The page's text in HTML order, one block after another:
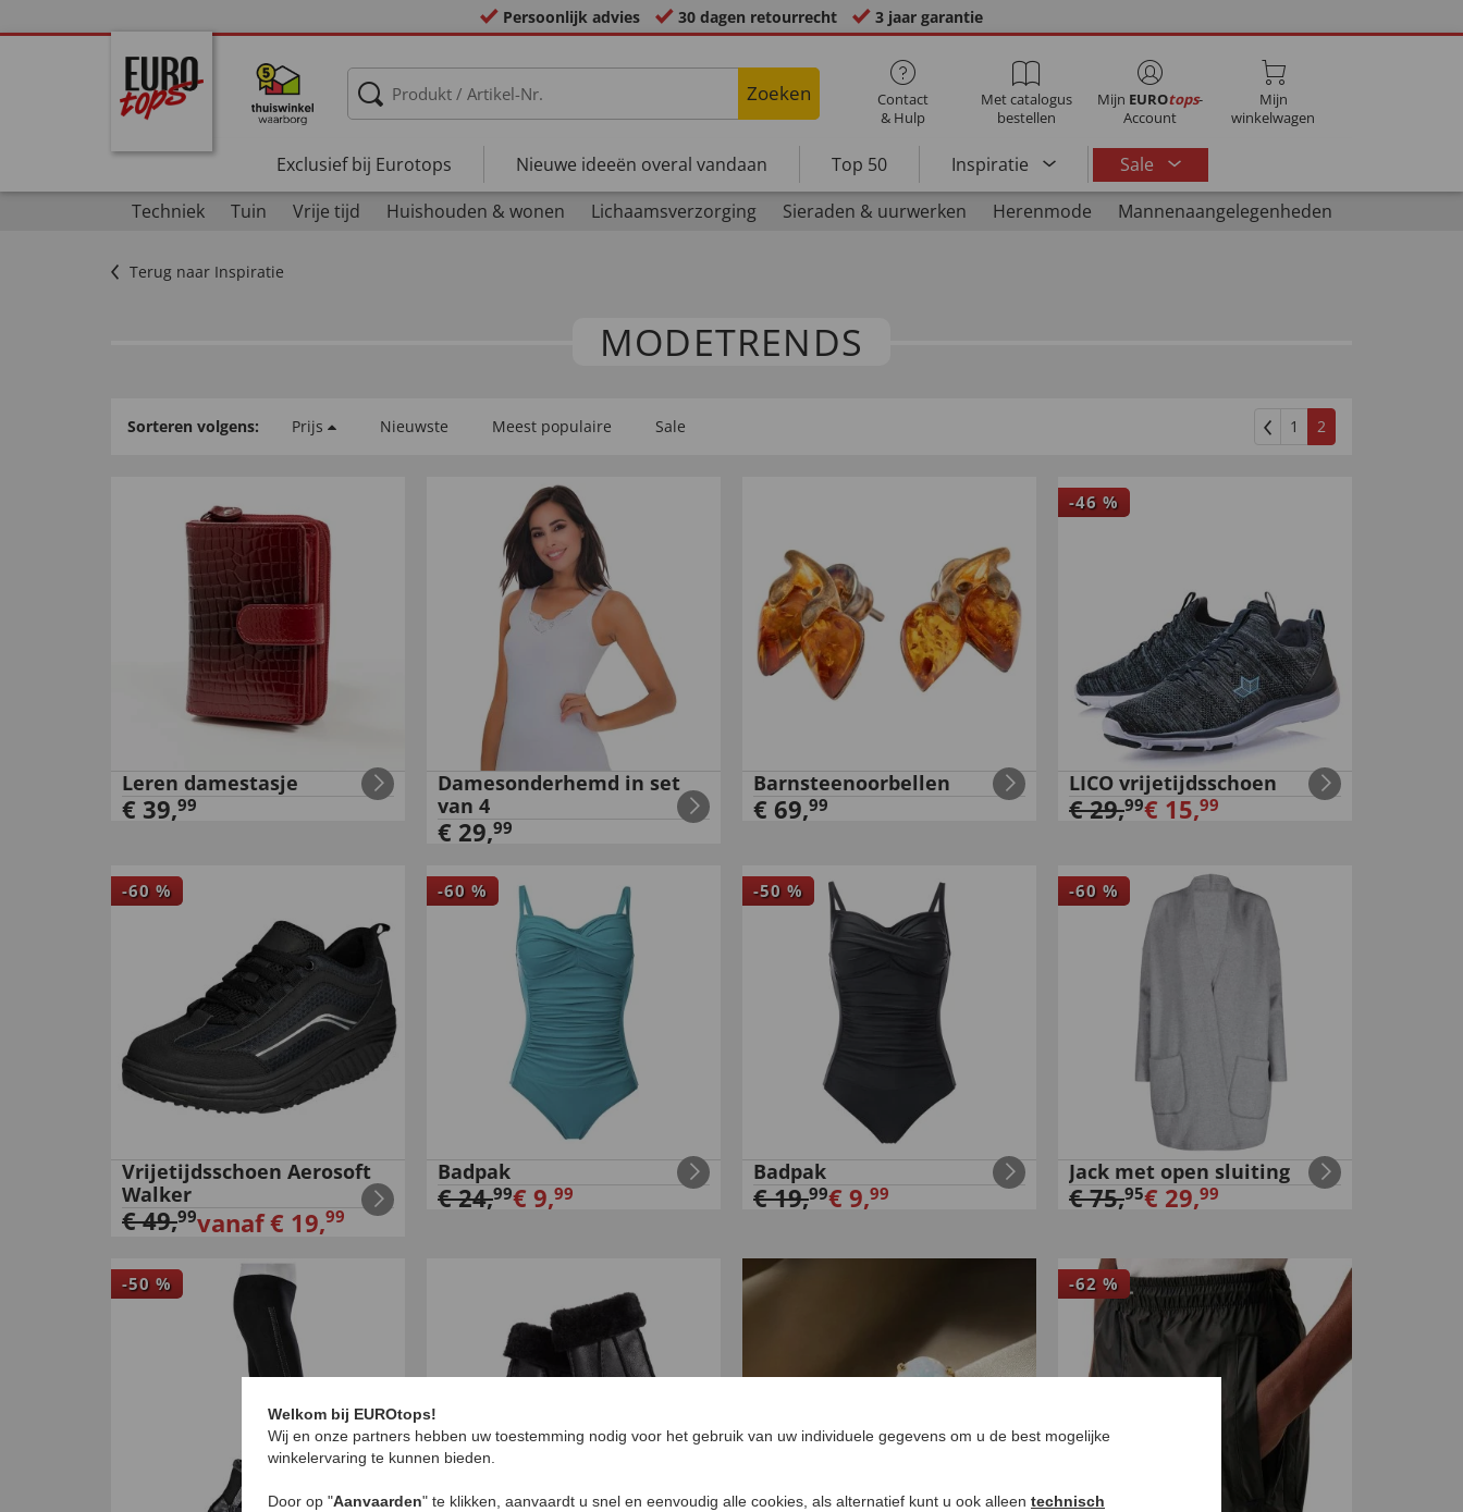
Persoonlijk advies 30 dagen retourrecht 3 jaar garantie
Zoeken
Contact
& Hulp
Met catalogus
bestellen
Mijn EUROtops-
Account
Mijn
winkelwagen
Exclusief bij Eurotops Nieuwe ideeën overal vandaan Top 50 Inspiratie
Sale
Techniek
Tuin Vrije tijd Huishouden & wonen Lichaamsverzorging Sieraden & uurwerken Herenmode Mannenaangelegenheden
Terug naar Inspiratie
MODETRENDS
Sorteren volgens: Prijs Nieuwste Meest populaire Sale 1 2
Leren damestasje
€ 39,99
Damesonderhemd in set
van 4
€ 29,99
Barnsteenoorbellen
€ 69,99
-46 %
LICO vrijetijdsschoen
€29,99€ 15,99
-60 %
Vrijetijdsschoen Aerosoft
Walker
€49,99vanaf€ 19,99
-60 %
Badpak
€24,99€ 9,99
-50 %
Badpak
€19,99€ 9,99
-60 %
Jack met open sluiting
€75,95€ 29,99
-50 % -62 %
Welkom bij EUROtops!
Wij en onze partners hebben uw toestemming nodig voor het gebruik van uw individuele gegevens om u de best mogelijke
winkelervaring te kunnen bieden.
Door op "Aanvaarden" te klikken, aanvaardt u snel en eenvoudig alle cookies, als alternatief kunt u ook alleen technisch